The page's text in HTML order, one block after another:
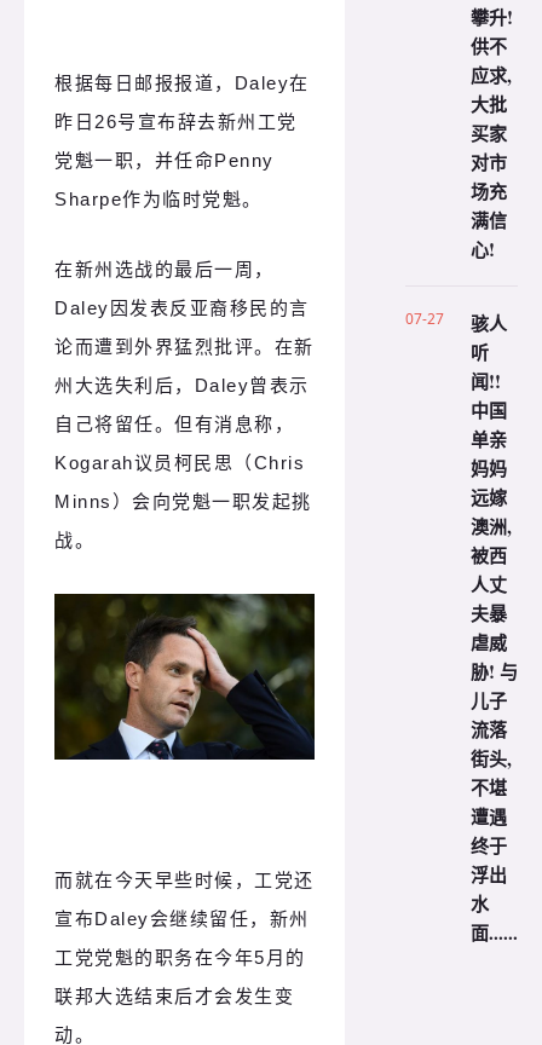
根据每日邮报报道，Daley在
昨日26号宣布辞去新州工党
党魁一职，并任命Penny
Sharpe作为临时党魁。
在新州选战的最后一周，
Daley因发表反亚裔移民的言
论而遭到外界猛烈批评。在新
州大选失利后，Daley曾表示
自己将留任。但有消息称，
Kogarah议员柯民思（Chris
Minns）会向党魁一职发起挑
战。
而就在今天早些时候，工党还
宣布Daley会继续留任，新州
工党党魁的职务在今年5月的
联邦大选结束后才会发生变
动。
攀升!
供不
应求,
大批
买家
对市
场充
满信
心!
07-27
骇人
听
闻!!
中国
单亲
妈妈
远嫁
澳洲,
被西
人丈
夫暴
虐威
胁! 与
儿子
流落
街头,
不堪
遭遇
终于
浮出
水
面......